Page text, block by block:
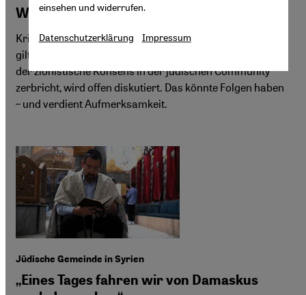
Wie über Zionismus sprechen?
Kritik an der Ideologie, die zur Gründung Israels führte,
gilt in Deutschland als heikel. In den USA hingegen, wo
der zionistische Konsens in der jüdischen Community
zerbricht, wird offen diskutiert. Das könnte Folgen haben
– und verdient Aufmerksamkeit.
Jüdische Gemeinde in Syrien
„Eines Tages fahren wir von Damaskus
einsehen und widerrufen.
Datenschutzerklärung Impressum